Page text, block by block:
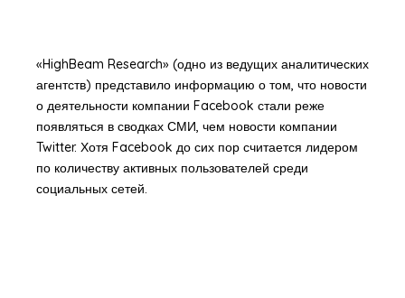
«HighBeam Research» (одно из ведущих аналитических
агентств) представило информацию о том, что новости
о деятельности компании Facebook стали реже
появляться в сводках СМИ, чем новости компании
Twitter. Хотя Facebook до сих пор считается лидером
по количеству активных пользователей среди
социальных сетей.